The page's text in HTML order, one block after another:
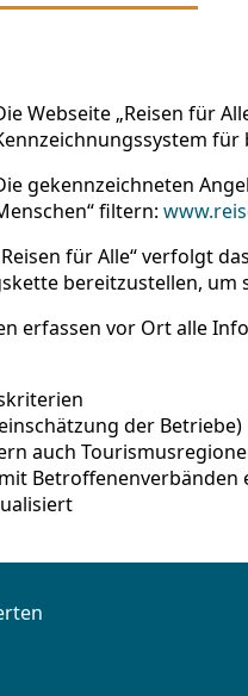
Webseite „Reisen für
gekennzeichneten
filtern:
für Alle“ verfolgt
bereitzustellen,
erfassen vor Ort alle
der Betriebe)
auch